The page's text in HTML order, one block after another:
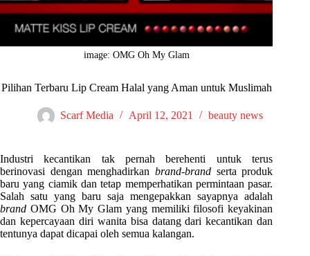
image: OMG Oh My Glam
Pilihan Terbaru Lip Cream Halal yang Aman untuk Muslimah
Scarf Media April 12, 2021 beauty news
Industri kecantikan tak pernah berehenti untuk terus
berinovasi dengan menghadirkan brand-brand serta produk
baru yang ciamik dan tetap memperhatikan permintaan pasar.
Salah satu yang baru saja mengepakkan sayapnya adalah
brand OMG Oh My Glam yang memiliki filosofi keyakinan
dan kepercayaan diri wanita bisa datang dari kecantikan dan
tentunya dapat dicapai oleh semua kalangan.